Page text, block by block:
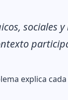
sociales
explica